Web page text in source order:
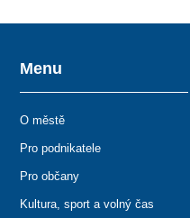
Menu
O městě
Pro podnikatele
Pro občany
Kultura, sport a volný čas